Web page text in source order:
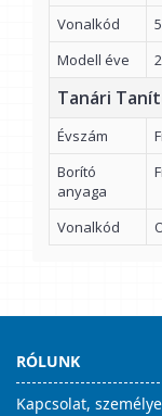
Vonalkód
Modell éve
Tanári
Évszám
Borító
anyaga
Vonalkód
RÓLUNK
Kapcsolat,